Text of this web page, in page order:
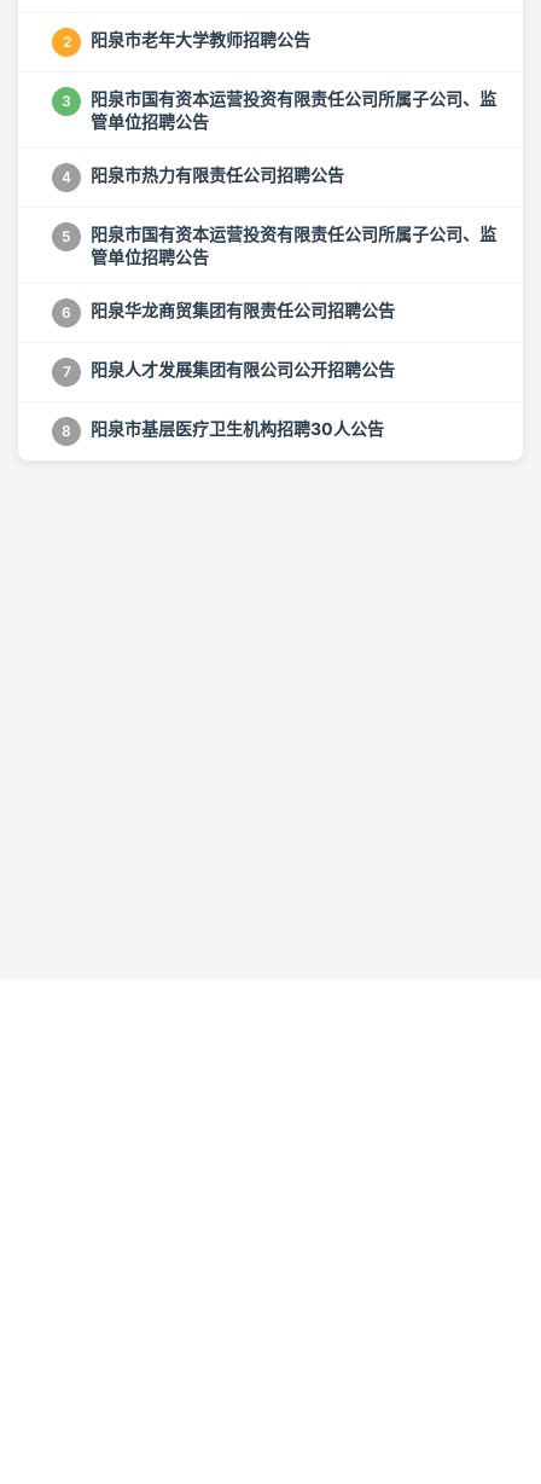
2 阳泉市老年大学教师招聘公告
3
阳泉市国有资本运营投资有限责任公司所属子公司、监
管单位招聘公告
4 阳泉市热力有限责任公司招聘公告
5
阳泉市国有资本运营投资有限责任公司所属子公司、监
管单位招聘公告
6 阳泉华龙商贸集团有限责任公司招聘公告
7 阳泉人才发展集团有限公司公开招聘公告
8 阳泉市基层医疗卫生机构招聘30人公告